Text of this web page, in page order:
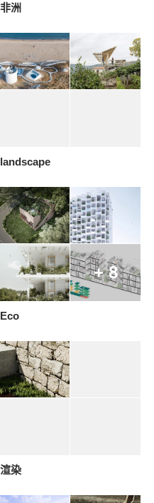
非洲
landscape
+ 8
Eco
渲染